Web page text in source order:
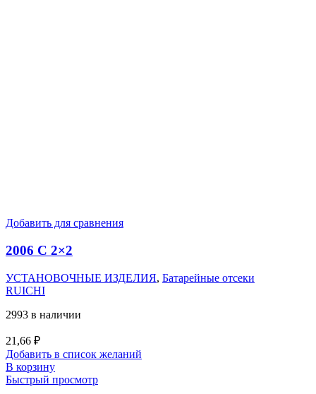
Добавить для сравнения
2006 C 2×2
УСТАНОВОЧНЫЕ ИЗДЕЛИЯ, Батарейные отсеки
RUICHI
2993 в наличии
21,66 ₽
Добавить в список желаний
В корзину
Быстрый просмотр